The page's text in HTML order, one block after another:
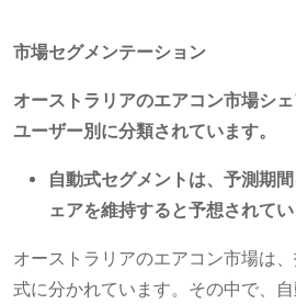
市場セグメンテーション
オーストラリアのエアコン市場シ
ユーザー別に分類されています。
自動式セグメントは、予測期
ェアを維持すると予想されてい
オーストラリアのエアコン市場は
式に分かれています。その中で、